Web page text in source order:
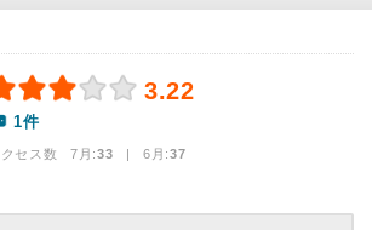
3.22
1件
クセス数 7月:33 | 6月:37